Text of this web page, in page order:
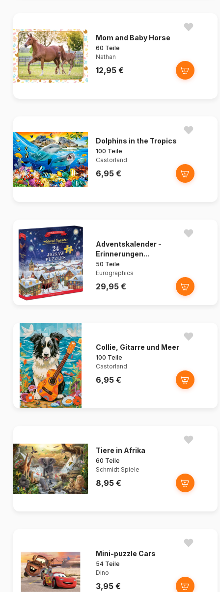
Mom and Baby Horse
60 Teile
Nathan
12,95 €
Dolphins in the Tropics
100 Teile
Castorland
6,95 €
Adventskalender -
Erinnerungen...
50 Teile
Eurographics
29,95 €
Collie, Gitarre und Meer
100 Teile
Castorland
6,95 €
Tiere in Afrika
60 Teile
Schmidt Spiele
8,95 €
Mini-puzzle Cars
54 Teile
Dino
3,95 €